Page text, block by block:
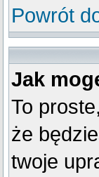
Powrót
Jak
To
że
twoje